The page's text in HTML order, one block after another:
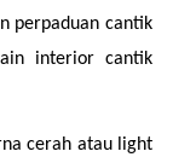
perpaduan cantik
interior cantik
cerah atau light